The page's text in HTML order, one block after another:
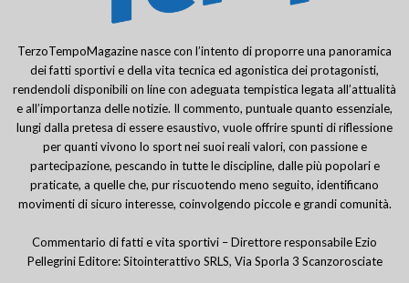
TerzoTempoMagazine nasce con l’intento di proporre una panoramica
dei fatti sportivi e della vita tecnica ed agonistica dei protagonisti,
rendendoli disponibili on line con adeguata tempistica legata all’attualità
e all’importanza delle notizie. Il commento, puntuale quanto essenziale,
lungi dalla pretesa di essere esaustivo, vuole offrire spunti di riflessione
per quanti vivono lo sport nei suoi reali valori, con passione e
partecipazione, pescando in tutte le discipline, dalle più popolari e
praticate, a quelle che, pur riscuotendo meno seguito, identificano
movimenti di sicuro interesse, coinvolgendo piccole e grandi comunità.
Commentario di fatti e vita sportivi – Direttore responsabile Ezio
Pellegrini Editore: Sitointerattivo SRLS, Via Sporla 3 Scanzorosciate